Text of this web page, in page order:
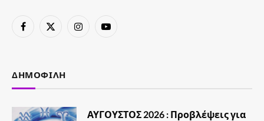
Facebook
X
InstagramYouTube
ΔΗΜΟΦΙΛΉ
ΑΥΓΟΥΣΤΟΣ 2026 : Προβλέψεις για